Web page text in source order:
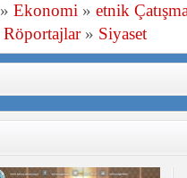
» Ekonomi » etnik
Röportajlar» Siyaset